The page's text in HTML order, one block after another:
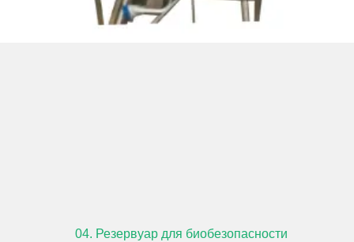
04. Резервуар для биобезопасности